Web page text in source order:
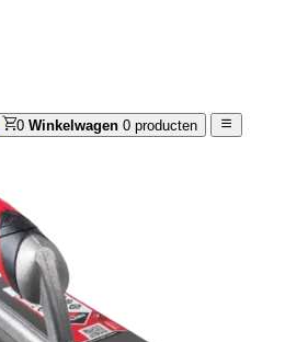
0 Winkelwagen 0 producten